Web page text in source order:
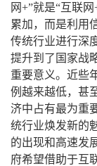
网+”就是“互联
累加，而是利用
传统行业进行深
提升到了国家战
重要意义。近些
例越来越低，甚
济中占有最为重
统行业焕发新的
的出现和高速发
府希望借助于互